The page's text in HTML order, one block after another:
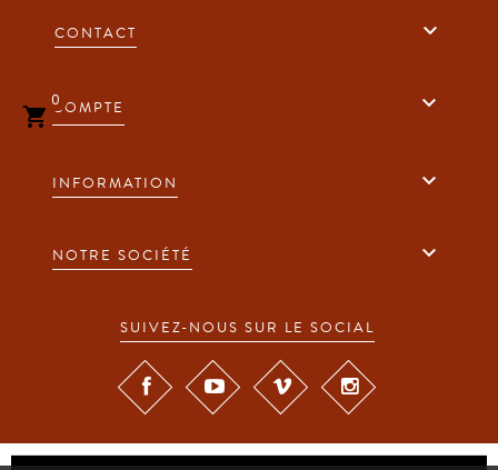
CONTACT 
COMPTE 
INFORMATION 
NOTRE SOCIÉTÉ 
SUIVEZ-NOUS SUR LE SOCIAL

0